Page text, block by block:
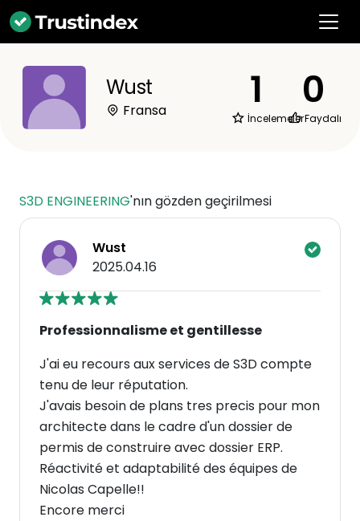
Wust
Fransa 1
İncelemeler
0
Faydalı
S3D ENGINEERING'nın gözden geçirilmesi
Wust
2025.04.16
Professionnalisme et gentillesse
J'ai eu recours aux services de S3D compte
tenu de leur réputation.
J'avais besoin de plans tres precis pour mon
architecte dans le cadre d'un dossier de
permis de construire avec dossier ERP.
Réactivité et adaptabilité des équipes de
Nicolas Capelle!!
Encore merci